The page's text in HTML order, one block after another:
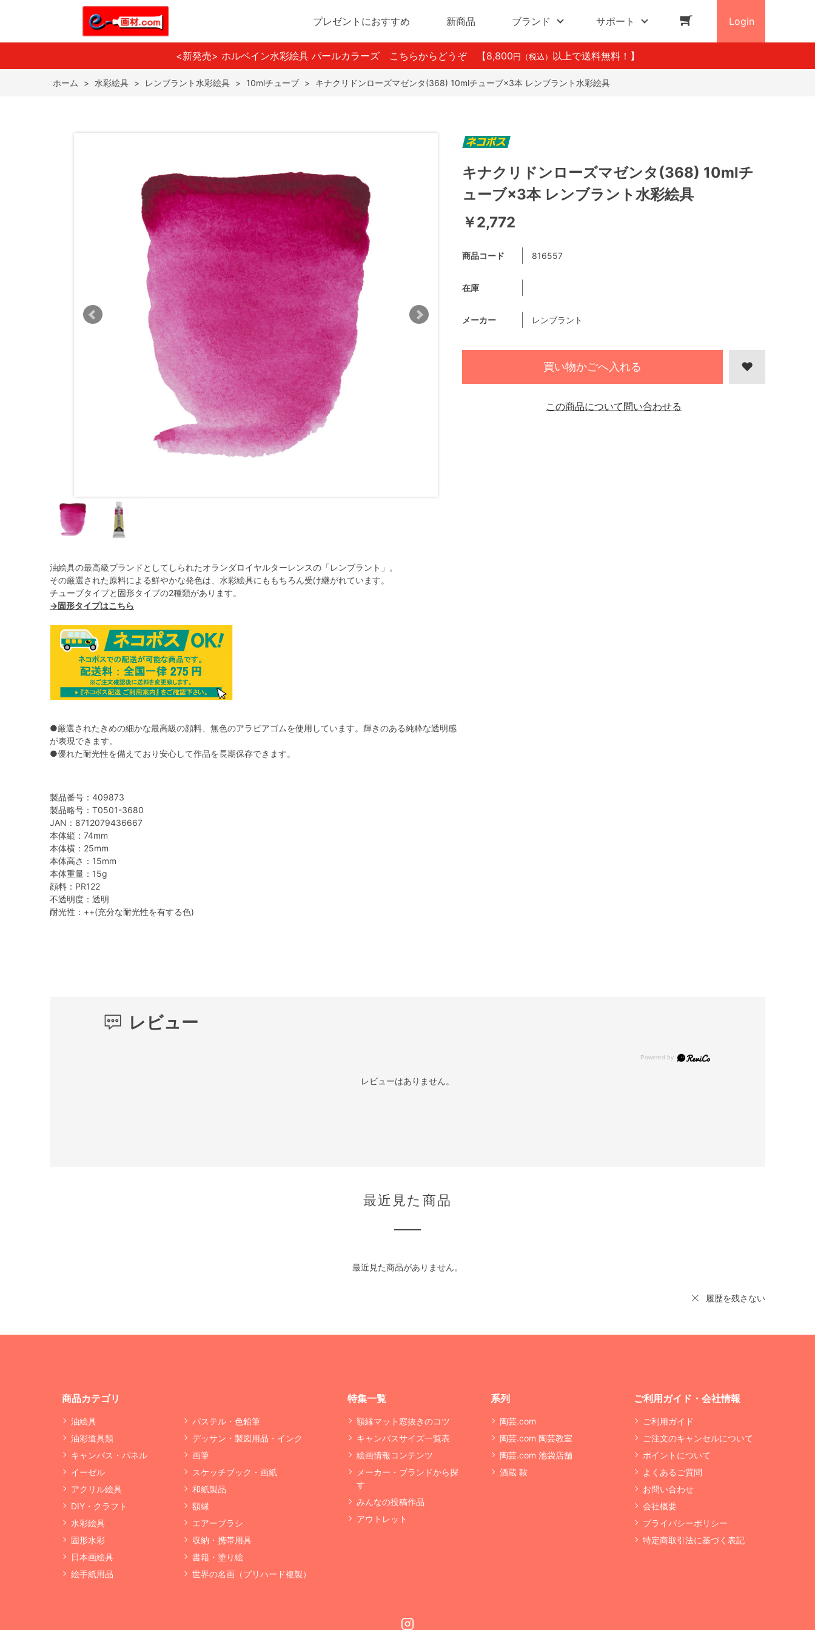
プレゼントにおすすめ 新商品 ブランド サポート Login
<新発売> ホルベイン水彩絵具 パールカラーズ こちらからどうぞ 【8,800 円（税込） 以上で送料無料！】
ホーム > 水彩絵具 > レンブラント水彩絵具 > 10mlチューブ > キナクリドンローズマゼンタ(368) 10mlチューブ×3本 レンブラント水彩絵具
油絵具の最高級ブランドとしてしられたオランダロイヤルターレンスの「レンブラント」。
その厳選された原料による鮮やかな発色は、水彩絵具にももちろん受け継がれています。
チューブタイプと固形タイプの2種類があります。
→固形タイプはこちら
●厳選されたきめの細かな最高級の顔料、無色のアラビアゴムを使用しています。輝きのある純粋な透明感
が表現できます。
●優れた耐光性を備えており安心して作品を長期保存できます。
製品番号：409873
製品略号：T0501-3680
JAN：8712079436667
本体縦：74mm
本体横：25mm
本体高さ：15mm
本体重量：15g
顔料：PR122
不透明度：透明
耐光性：++(充分な耐光性を有する色)
キナクリドンローズマゼンタ(368) 10mlチ
ューブ×3本 レンブラント水彩絵具
￥2,772
商品コード 816557
在庫
メーカー レンブラント
買い物かごへ入れる
この商品について問い合わせる
レビュー
レビューはありません。
最近見た商品
最近見た商品がありません。
履歴を残さない
商品カテゴリ
油絵具
油彩道具類
キャンバス・パネル
イーゼル
アクリル絵具
DIY・クラフト
水彩絵具
固形水彩
日本画絵具
絵手紙用品
パステル・色鉛筆
デッサン・製図用品・インク
画筆
スケッチブック・画紙
和紙製品
額縁
エアーブラシ
収納・携帯用具
書籍・塗り絵
世界の名画（プリハード複製）
特集一覧
額縁マット窓抜きのコツ
キャンバスサイズ一覧表
絵画情報コンテンツ
メーカー・ブランドから探
す
みんなの投稿作品
アウトレット
系列
陶芸.com
陶芸.com 陶芸教室
陶芸.com 池袋店舗
酒蔵 鞍
ご利用ガイド・会社情報
ご利用ガイド
ご注文のキャンセルについて
ポイントについて
よくあるご質問
お問い合わせ
会社概要
プライバシーポリシー
特定商取引法に基づく表記